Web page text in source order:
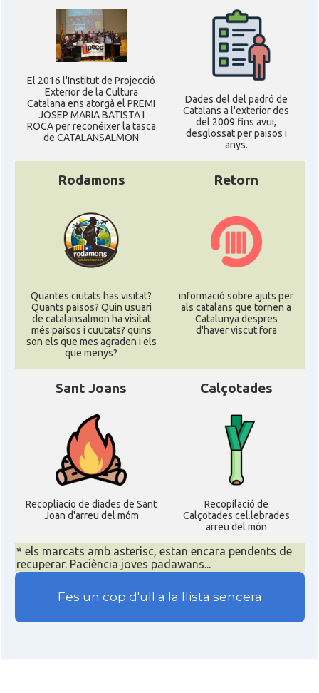
El 2016 l'Institut de Projecció
Exterior de la Cultura
Catalana ens atorgà el PREMI
JOSEP MARIA BATISTA I
ROCA per reconéixer la tasca
de CATALANSALMON
Dades del del padró de
Catalans a l'exterior des
del 2009 fins avui,
desglossat per paisos i
anys.
Rodamons
Quantes ciutats has visitat?
Quants paisos? Quin usuari
de catalansalmon ha visitat
més països i cuutats? quins
son els que mes agraden i els
que menys?
Retorn
informació sobre ajuts per
als catalans que tornen a
Catalunya despres
d'haver viscut fora
Sant Joans
Recopliacio de diades de Sant
Joan d'arreu del móm
Calçotades
Recopilació de
Calçotades cel.lebrades
arreu del món
* els marcats amb asterisc, estan encara pendents de
recuperar. Paciència joves padawans...
Fes un cop d'ull a la llista sencera